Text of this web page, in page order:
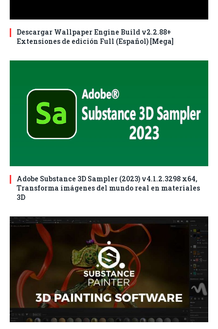
Descargar Wallpaper Engine Build v2.2.88+
Extensiones de edición Full (Español) [Mega]
Adobe Substance 3D Sampler (2023) v4.1.2.3298 x64,
Transforma imágenes del mundo real en materiales
3D